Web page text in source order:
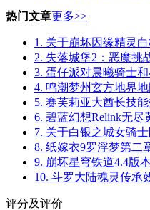
热门文章更多>>
1. 关于崩坏因缘精灵
2. 失落城堡2：恶魔挑
3. 蛋仔派对晨曦骑士
4. 鸣潮梦州玄方地界
5. 赛芙莉亚大酋长技
6. 碧蓝幻想Relink无尽
7. 关于白银之城女骑
8. 纸嫁衣9罗浮梦第二
9. 崩坏星穹铁道4.4版
10. 斗罗大陆魂灵传承
评分及评价